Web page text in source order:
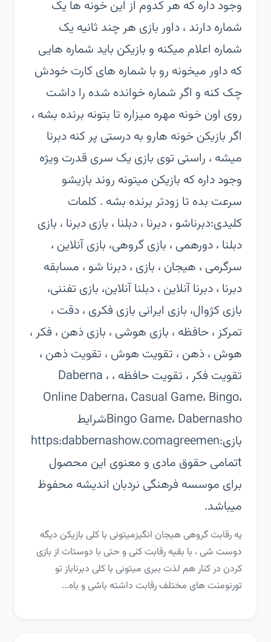
وجود داره که هر کدوم از این خونه ها یک
شماره دارند ، داور بازی هر چند ثانیه یک
شماره اعلام میکنه و بازیکن باید شماره هایی
که داور میخونه رو با شماره های کارت خودش
چک کنه و اگر شماره خوانده شده را داشت
روی اون خونه مهره میزاره تا بتونه برنده بشه ،
اگر بازیکن خونه هارو به درستی پر کنه دبرنا
میشه ، راستی توی بازی یک سری قدرت ویژه
وجود داره که بازیکن میتونه روند بازیشو
سرعت بده تا زودتر برنده بشه .‏ کلمات
کلیدی:‏دبرناشو ، دبرنا ، دبلنا ، بازی دبرنا ، بازی
دبلنا ، دورهمی ، بازی گروهی، بازی آنلاین ،
سرگرمی ، هیجان ، بازی ، دبرنا شو ، مسابقه
دبرنا ، دبرنا آنلاین ، دبلنا آنلاین، بازی تفننی،
بازی کژوال، بازی ایرانی بازی فکری ، دقت ،
تمرکز ، حافظه ، بازی هوشی ، بازی ذهن ، فکر ،
هوش ، ذهن ، تقویت هوش ، تقویت ذهن ،
تقویت فکر ، تقویت حافظه ، Daberna ،
Online Daberna، Casual Game، Bingo،
Bingo Game، Dabernasho‏شرایط
بازی:‏https:dabbernashow.comagreemen
t‏تمامی حقوق مادی و معنوی این محصول
برای موسسه فرهنگی نردبان اندیشه محفوظ
میباشد.
‏‏یه رقابت گروهی هیجان انگیز‏میتونی با کلی بازیکن دیگه
دوست شی ، با بقیه رقابت کنی و حتی با دوستات از بازی
کردن در کنار هم لذت ببری ‏میتونی با کلی دبرناباز تو
تورنومنت های مختلف رقابت داشته باشی و باه...